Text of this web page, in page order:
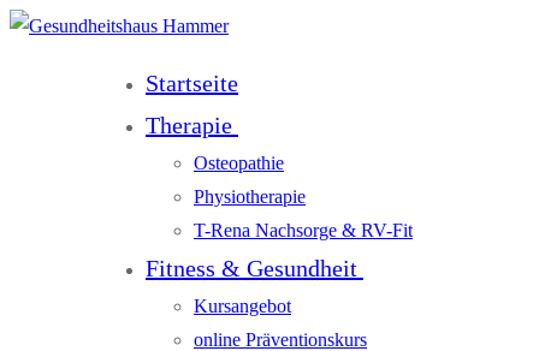
Startseite
Therapie
Osteopathie
Physiotherapie
T-Rena Nachsorge & RV-Fit
Fitness & Gesundheit
Kursangebot
online Präventionskurs